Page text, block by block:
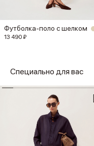
Футболка-поло с шелком
13 490 ₽
Специально для вас